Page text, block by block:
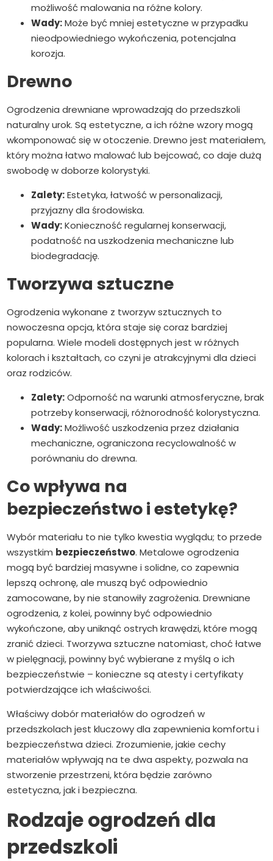
możliwość malowania na różne kolory.
Wady:Może być mniej estetyczne w przypadku
nieodpowiedniego wykończenia, potencjalna
korozja.
Drewno
Ogrodzenia drewniane wprowadzają do przedszkoli
naturalny urok. Są estetyczne, a ich różne wzory mogą
wkomponować się w otoczenie. Drewno jest materiałem,
który można łatwo malować lub bejcować, co daje dużą
swobodę w doborze kolorystyki.
Zalety:Estetyka, łatwość w personalizacji,
przyjazny dla środowiska.
Wady:Konieczność regularnej konserwacji,
podatność na uszkodzenia mechaniczne lub
biodegradację.
Tworzywa sztuczne
Ogrodzenia wykonane z tworzyw sztucznych to
nowoczesna opcja, która staje się coraz bardziej
popularna. Wiele modeli dostępnych jest w różnych
kolorach i kształtach, co czyni je atrakcyjnymi dla dzieci
oraz rodziców.
Zalety:Odporność na warunki atmosferyczne, brak
potrzeby konserwacji, różnorodność kolorystyczna.
Wady:Możliwość uszkodzenia przez działania
mechaniczne, ograniczona recyclowalność w
porównaniu do drewna.
Co wpływa na
bezpieczeństwo i estetykę?
Wybór materiału to nie tylko kwestia wyglądu; to przede
wszystkim bezpieczeństwo. Metalowe ogrodzenia
mogą być bardziej masywne i solidne, co zapewnia
lepszą ochronę, ale muszą być odpowiednio
zamocowane, by nie stanowiły zagrożenia. Drewniane
ogrodzenia, z kolei, powinny być odpowiednio
wykończone, aby uniknąć ostrych krawędzi, które mogą
zranić dzieci. Tworzywa sztuczne natomiast, choć łatwe
w pielęgnacji, powinny być wybierane z myślą o ich
bezpieczeństwie – konieczne są atesty i certyfikaty
potwierdzające ich właściwości.
Właściwy dobór materiałów do ogrodzeń w
przedszkolach jest kluczowy dla zapewnienia komfortu i
bezpieczeństwa dzieci. Zrozumienie, jakie cechy
materiałów wpływają na te dwa aspekty, pozwala na
stworzenie przestrzeni, która będzie zarówno
estetyczna, jak i bezpieczna.
Rodzaje ogrodzeń dla
przedszkoli